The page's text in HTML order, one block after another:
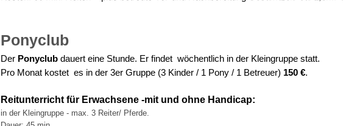
Ponyclub
Der Ponyclub dauert eine Stunde. Er findet wöchentlich in der Kleingruppe statt.
Pro Monat kostet es in der 3er Gruppe (3 Kinder / 1 Pony / 1 Betreuer) 150 €.
Reitunterricht für Erwachsene -mit und ohne Handicap:
in der Kleingruppe - max. 3 Reiter/ Pferde.